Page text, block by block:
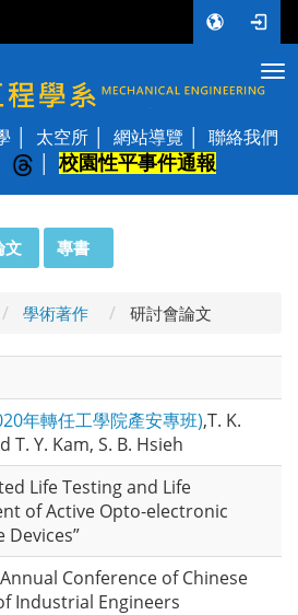
通大學 機械工程學系
太空所 網站導覽
聯絡我們
校園性平事件通報
文 專書
學術著作 研討會論文
年轉任工學院產安專班),T. K.
T. Y. Kam, S. B. Hsieh
Life Testing and Life
of Active Opto-electronic
Devices”
Conference of Chinese
Industrial Engineers